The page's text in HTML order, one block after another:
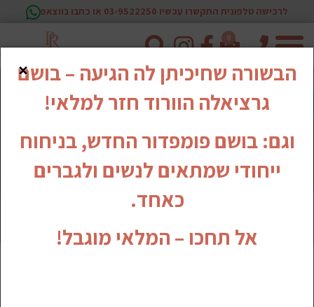
לרכישה טלפונית התקשרו עכשיו 03-9522250 או כתבו בווצאפ
טלפון
0
×
הבשורה שחיכיתן לה הגיעה – בושם
גרציאלה הוורוד חזר למלאי!
וגם: בושם פומפדור החדש, בניחוח
ייחודי שמתאים לנשים ולגברים
כאחד.
אל תחכו – המלאי מוגבל!